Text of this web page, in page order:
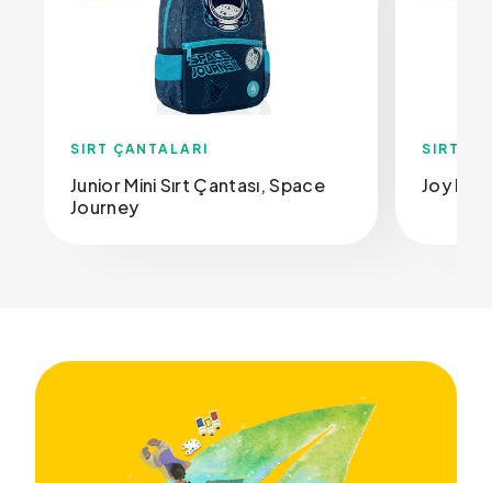
SIRT ÇANTALARI
Junior Mini Sırt Çantası, Space
Journey
SIRT
Joy